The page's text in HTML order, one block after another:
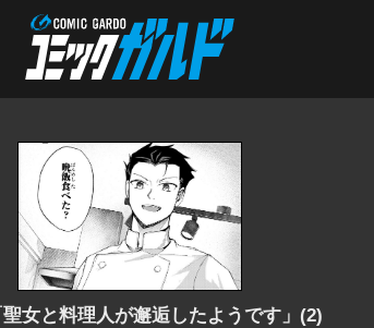
コミックガルド
女と料理人が邂逅したようです」(2)